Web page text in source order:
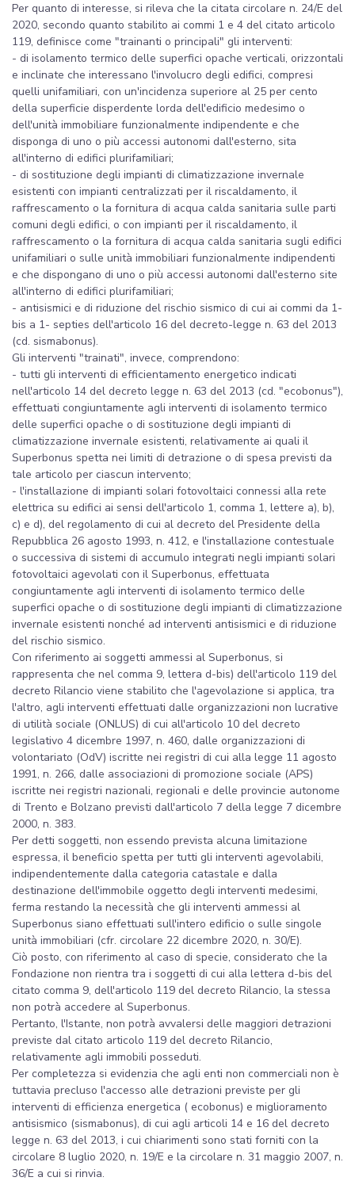
Per quanto di interesse, si rileva che la citata circolare n. 24/E del
2020, secondo quanto stabilito ai commi 1 e 4 del citato articolo
119, definisce come "trainanti o principali" gli interventi:
- di isolamento termico delle superfici opache verticali, orizzontali
e inclinate che interessano l'involucro degli edifici, compresi
quelli unifamiliari, con un'incidenza superiore al 25 per cento
della superficie disperdente lorda dell'edificio medesimo o
dell'unità immobiliare funzionalmente indipendente e che
disponga di uno o più accessi autonomi dall'esterno, sita
all'interno di edifici plurifamiliari;
- di sostituzione degli impianti di climatizzazione invernale
esistenti con impianti centralizzati per il riscaldamento, il
raffrescamento o la fornitura di acqua calda sanitaria sulle parti
comuni degli edifici, o con impianti per il riscaldamento, il
raffrescamento o la fornitura di acqua calda sanitaria sugli edifici
unifamiliari o sulle unità immobiliari funzionalmente indipendenti
e che dispongano di uno o più accessi autonomi dall'esterno site
all'interno di edifici plurifamiliari;
- antisismici e di riduzione del rischio sismico di cui ai commi da 1-
bis a 1- septies dell'articolo 16 del decreto-legge n. 63 del 2013
(cd. sismabonus).
Gli interventi "trainati", invece, comprendono:
- tutti gli interventi di efficientamento energetico indicati
nell'articolo 14 del decreto legge n. 63 del 2013 (cd. "ecobonus"),
effettuati congiuntamente agli interventi di isolamento termico
delle superfici opache o di sostituzione degli impianti di
climatizzazione invernale esistenti, relativamente ai quali il
Superbonus spetta nei limiti di detrazione o di spesa previsti da
tale articolo per ciascun intervento;
- l'installazione di impianti solari fotovoltaici connessi alla rete
elettrica su edifici ai sensi dell'articolo 1, comma 1, lettere a), b),
c) e d), del regolamento di cui al decreto del Presidente della
Repubblica 26 agosto 1993, n. 412, e l'installazione contestuale
o successiva di sistemi di accumulo integrati negli impianti solari
fotovoltaici agevolati con il Superbonus, effettuata
congiuntamente agli interventi di isolamento termico delle
superfici opache o di sostituzione degli impianti di climatizzazione
invernale esistenti nonché ad interventi antisismici e di riduzione
del rischio sismico.
Con riferimento ai soggetti ammessi al Superbonus, si
rappresenta che nel comma 9, lettera d-bis) dell'articolo 119 del
decreto Rilancio viene stabilito che l'agevolazione si applica, tra
l'altro, agli interventi effettuati dalle organizzazioni non lucrative
di utilità sociale (ONLUS) di cui all'articolo 10 del decreto
legislativo 4 dicembre 1997, n. 460, dalle organizzazioni di
volontariato (OdV) iscritte nei registri di cui alla legge 11 agosto
1991, n. 266, dalle associazioni di promozione sociale (APS)
iscritte nei registri nazionali, regionali e delle provincie autonome
di Trento e Bolzano previsti dall'articolo 7 della legge 7 dicembre
2000, n. 383.
Per detti soggetti, non essendo prevista alcuna limitazione
espressa, il beneficio spetta per tutti gli interventi agevolabili,
indipendentemente dalla categoria catastale e dalla
destinazione dell'immobile oggetto degli interventi medesimi,
ferma restando la necessità che gli interventi ammessi al
Superbonus siano effettuati sull'intero edificio o sulle singole
unità immobiliari (cfr. circolare 22 dicembre 2020, n. 30/E).
Ciò posto, con riferimento al caso di specie, considerato che la
Fondazione non rientra tra i soggetti di cui alla lettera d-bis del
citato comma 9, dell'articolo 119 del decreto Rilancio, la stessa
non potrà accedere al Superbonus.
Pertanto, l'Istante, non potrà avvalersi delle maggiori detrazioni
previste dal citato articolo 119 del decreto Rilancio,
relativamente agli immobili posseduti.
Per completezza si evidenzia che agli enti non commerciali non è
tuttavia precluso l'accesso alle detrazioni previste per gli
interventi di efficienza energetica ( ecobonus) e miglioramento
antisismico (sismabonus), di cui agli articoli 14 e 16 del decreto
legge n. 63 del 2013, i cui chiarimenti sono stati forniti con la
circolare 8 luglio 2020, n. 19/E e la circolare n. 31 maggio 2007, n.
36/E a cui si rinvia.